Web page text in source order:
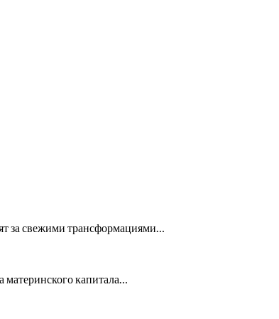
за свежими трансформациями…
материнского капитала…